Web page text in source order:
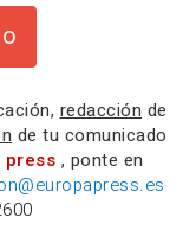
redacción de
de tu comunicado
press , ponte en